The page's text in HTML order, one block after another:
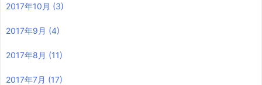
2017年10月 (3)
2017年9月 (4)
2017年8月 (11)
2017年7月 (17)